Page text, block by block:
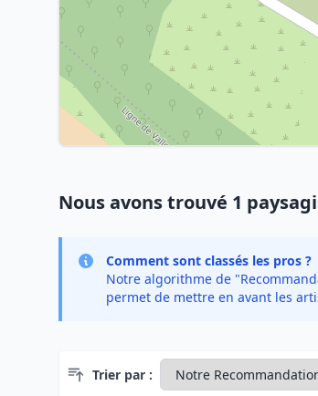
Nous avons trouvé 1
Comment sont classés les pros ?
Notre algorithme de
permet de mettre en avant les
Trier par :